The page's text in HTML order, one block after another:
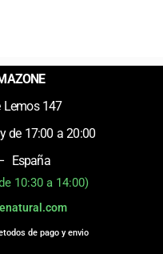
Lemos 147
de 17:00 a 20:00
España
10:30 a 14:00)
de pago y envio